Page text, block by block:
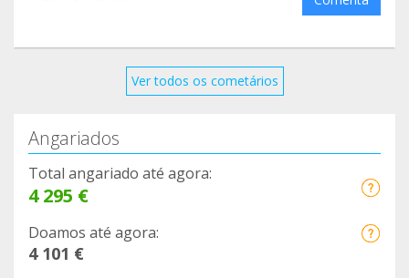
Ver todos os cometários
Angariados
Total angariado até agora:
4 295 €
Doamos até agora:
4 101 €